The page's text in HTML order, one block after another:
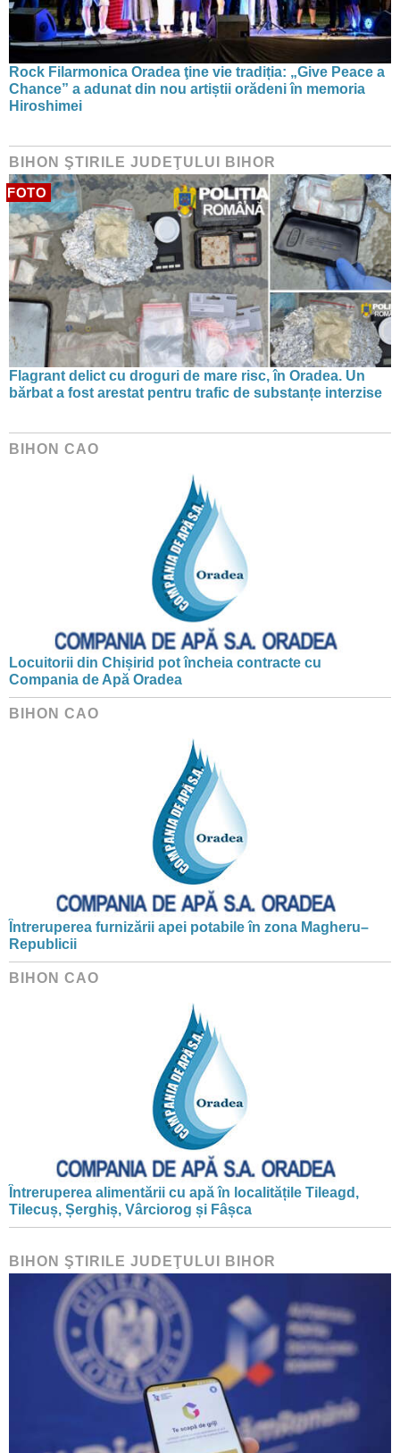
Rock Filarmonica Oradea ţine vie tradiția: „Give Peace a
Chance” a adunat din nou artiștii orădeni în memoria
Hiroshimei
BIHON ŞTIRILE JUDEŢULUI BIHOR
FOTO
Flagrant delict cu droguri de mare risc, în Oradea. Un
bărbat a fost arestat pentru trafic de substanțe interzise
BIHON CAO
Locuitorii din Chișirid pot încheia contracte cu
Compania de Apă Oradea
BIHON CAO
Întreruperea furnizării apei potabile în zona Magheru–
Republicii
BIHON CAO
Întreruperea alimentării cu apă în localitățile Tileagd,
Tilecuș, Șerghiș, Vârciorog și Fâșca
BIHON ŞTIRILE JUDEŢULUI BIHOR